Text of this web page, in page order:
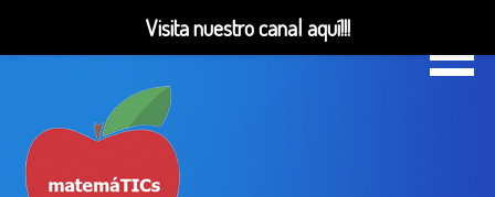
contenido
Visita nuestro canal aquí!!!